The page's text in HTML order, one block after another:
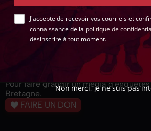
RETOUR À LA LISTE
SPLANN !
Pour faire grandir un média
Bretagne.
FAIRE UN DON
J'accepte de recevoir vos courriels et
connaissance de la politique de
désinscrire à tout moment.
Non merci, je ne suis pas